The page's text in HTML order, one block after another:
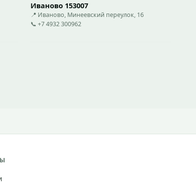
Иваново 153007
📍 Иваново, Минеевский переулок, 16
📞 +7 4932 300962